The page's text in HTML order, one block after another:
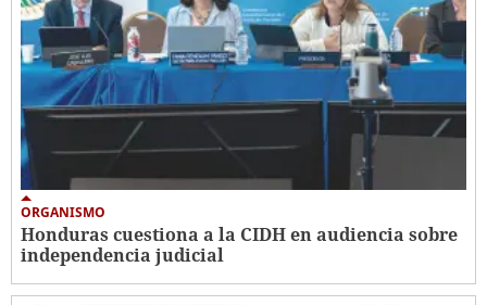
ORGANISMO
Honduras cuestiona a la CIDH en audiencia sobre
independencia judicial